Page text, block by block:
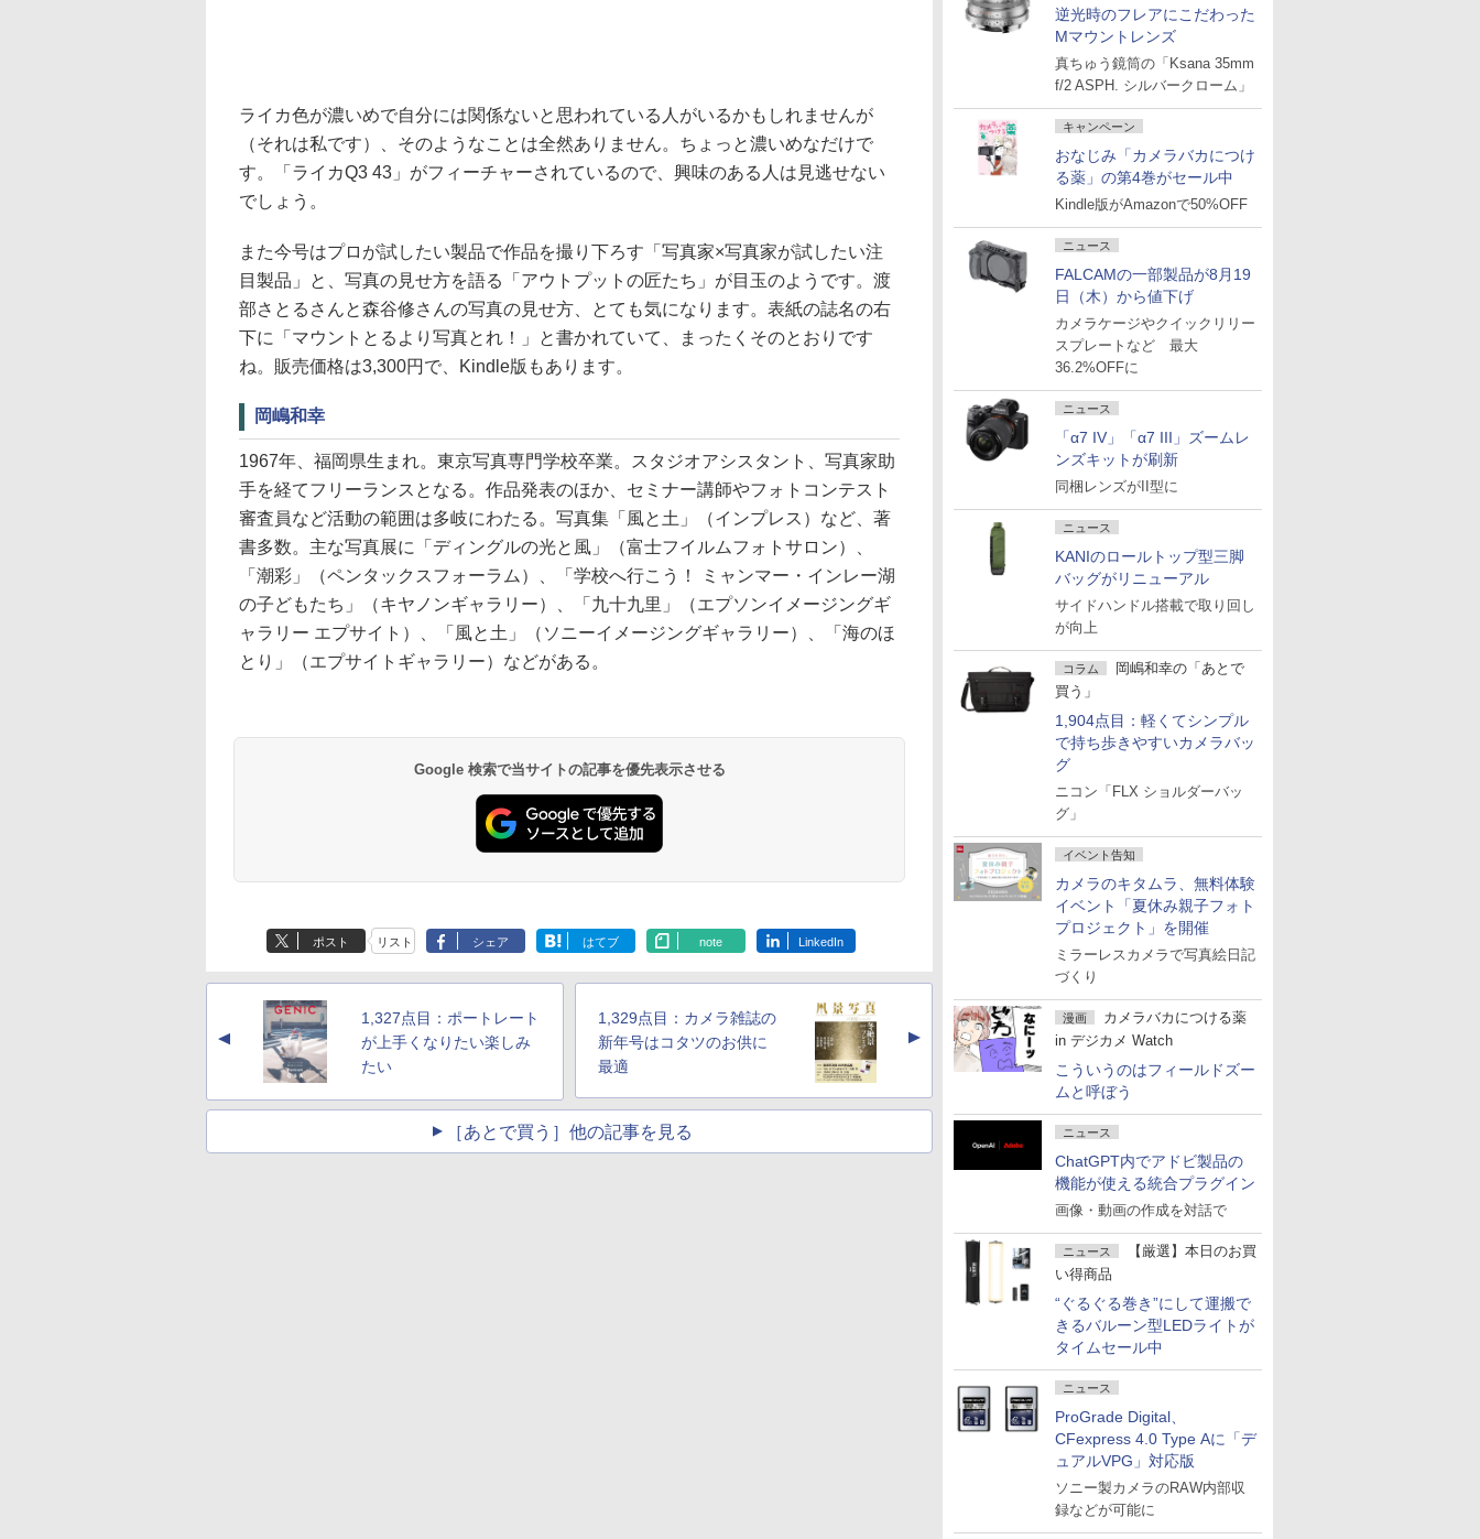
逆光時のフレアにこだわった
Mマウントレンズ
真ちゅう鏡筒の「Ksana 35mm
f/2 ASPH. シルバークローム」
キャンペーン
おなじみ「カメラバカにつけ
る薬」の第4巻がセール中
Kindle版がAmazonで50%OFF
ニュース
FALCAMの一部製品が8月19
日（木）から値下げ
カメラケージやクイックリリー
スプレートなど 最大
36.2%OFFに
ニュース
「α7 IV」「α7 III」ズームレ
ンズキットが刷新
同梱レンズがII型に
ニュース
KANIのロールトップ型三脚
バッグがリニューアル
サイドハンドル搭載で取り回し
が向上
コラム
岡嶋和幸の「あとで
買う」
1,904点目：軽くてシンプル
で持ち歩きやすいカメラバッ
グ
ニコン「FLX ショルダーバッ
グ」
イベント告知
カメラのキタムラ、無料体験
イベント「夏休み親子フォト
プロジェクト」を開催
ミラーレスカメラで写真絵日記
づくり
漫画
カメラバカにつける薬
in デジカメ Watch
こういうのはフィールドズー
ムと呼ぼう
ニュース
ChatGPT内でアドビ製品の
機能が使える統合プラグイン
画像・動画の作成を対話で
ニュース
【厳選】本日のお買
い得商品
“ぐるぐる巻き”にして運搬で
きるバルーン型LEDライトが
タイムセール中
ニュース
ProGrade Digital、
CFexpress 4.0 Type Aに「デ
ュアルVPG」対応版
ソニー製カメラのRAW内部収
録などが可能に
ライカ色が濃いめで自分には関係ないと思われている人がいるかもしれませんが
（それは私です）、そのようなことは全然ありません。ちょっと濃いめなだけで
す。「ライカQ3 43」がフィーチャーされているので、興味のある人は見逃せない
でしょう。
また今号はプロが試したい製品で作品を撮り下ろす「写真家×写真家が試したい注
目製品」と、写真の見せ方を語る「アウトプットの匠たち」が目玉のようです。渡
部さとるさんと森谷修さんの写真の見せ方、とても気になります。表紙の誌名の右
下に「マウントとるより写真とれ！」と書かれていて、まったくそのとおりです
ね。販売価格は3,300円で、Kindle版もあります。
岡嶋和幸
1967年、福岡県生まれ。東京写真専門学校卒業。スタジオアシスタント、写真家助
手を経てフリーランスとなる。作品発表のほか、セミナー講師やフォトコンテスト
審査員など活動の範囲は多岐にわたる。写真集「風と土」（インプレス）など、著
書多数。主な写真展に「ディングルの光と風」（富士フイルムフォトサロン）、
「潮彩」（ペンタックスフォーラム）、「学校へ行こう！ ミャンマー・インレー湖
の子どもたち」（キヤノンギャラリー）、「九十九里」（エプソンイメージングギ
ャラリー エプサイト）、「風と土」（ソニーイメージングギャラリー）、「海のほ
とり」（エプサイトギャラリー）などがある。
Google 検索で当サイトの記事を優先表示させる
ポスト リスト シェア はてブ note LinkedIn
▲
1,327点目：ポートレート
が上手くなりたい楽しみ
たい
1,329点目：カメラ雑誌の
新年号はコタツのお供に
最適
▲
［あとで買う］他の記事を見る